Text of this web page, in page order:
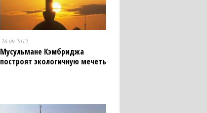
26.09.2012
Мусульмане Кэмбриджа
построят экологичную мечеть